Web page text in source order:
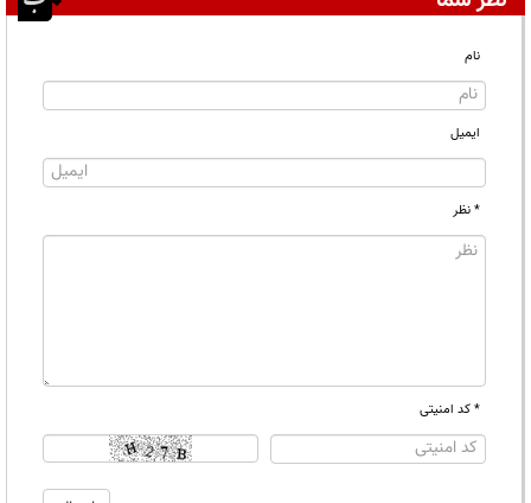
نام
ایمیل
* نظر
* کد امنیتی